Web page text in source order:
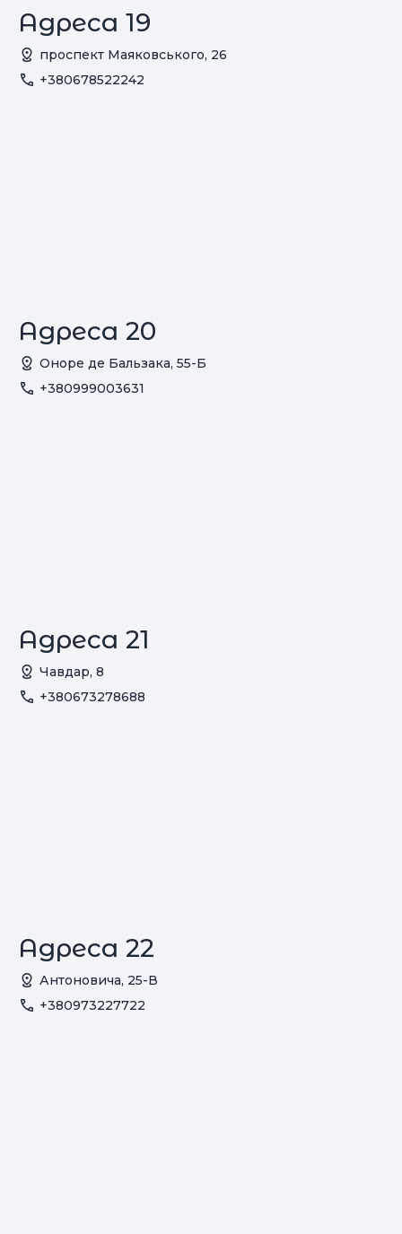
Адреса 19
проспект Маяковського, 26
+380678522242
Адреса 20
Оноре де Бальзака, 55-Б
+380999003631
Адреса 21
Чавдар, 8
+380673278688
Адреса 22
Антоновича, 25-В
+380973227722